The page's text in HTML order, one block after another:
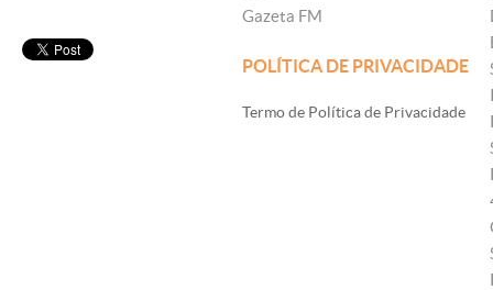
Gazeta FM
POLÍTICA DE PRIVACIDADE
Termo de Política de Privacidade